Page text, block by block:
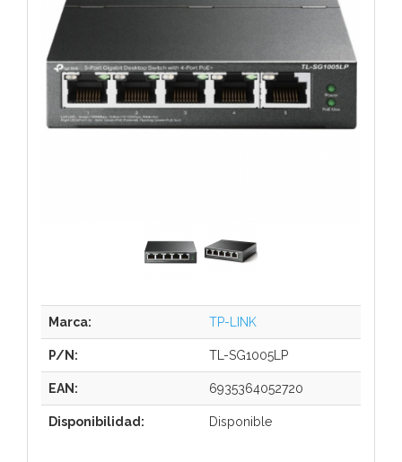
Marca: TP-LINK
P/N: TL-SG1005LP
EAN: 6935364052720
Disponibilidad: Disponible